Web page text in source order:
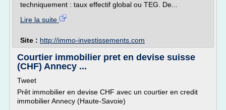
techniquement : taux effectif global ou TEG. De...
Lire la suite
Site : http://immo-investissements.com
Courtier immobilier pret en devise suisse
(CHF) Annecy ...
Tweet
Prêt immobilier en devise CHF avec un courtier en credit
immobilier Annecy (Haute-Savoie)